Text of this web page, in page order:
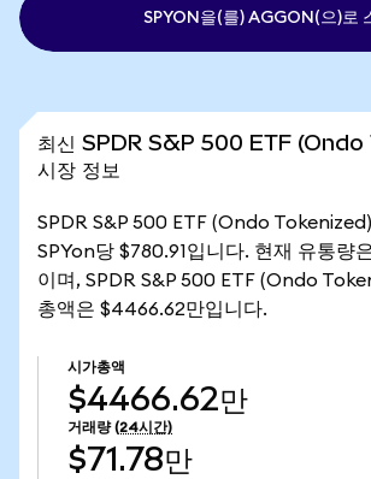
SPYON을(를) AGGON(으)로
최신 SPDR S&P 500 ETF
시장 정보
SPDR S&P 500 ETF (Ondo
SPYon당 $780.91입니다. 현재 유통량
이며, SPDR S&P 500 ETF (Ondo
총액은 $4466.62만입니다.
시가총액
$4466.62만
거래량 (24시간)
$71.78만